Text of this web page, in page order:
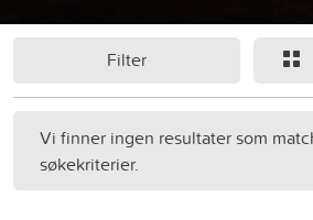
Filter
Vi finner ingen resultater som
søkekriterier.